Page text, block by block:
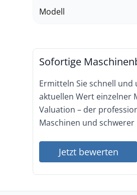
Modell
Sofortige
Ermitteln Sie schnell
aktuellen Wert einzelner
Valuation – der
Maschinen und schwerer
Jetzt bewerten